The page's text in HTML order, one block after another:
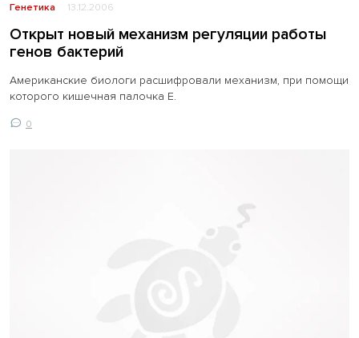
Генетика 13.12.2006
Открыт новый механизм регуляции работы
генов бактерий
Американские биологи расшифровали механизм, при помощи
которого кишечная палочка E.
0